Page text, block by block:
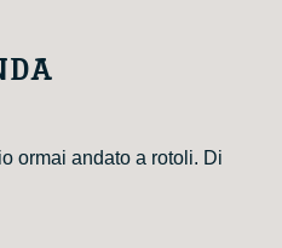
ormai andato a rotoli. Di